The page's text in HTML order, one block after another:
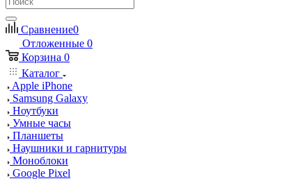
Сравнение0
Отложенные 0
Корзина 0
Каталог
Apple iPhone
Samsung Galaxy
Ноутбуки
Умные часы
Планшеты
Наушники и гарнитуры
Моноблоки
Google Pixel